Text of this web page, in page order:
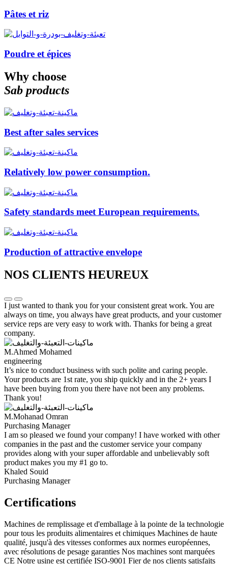
Pâtes et riz
Poudre et épices
Why choose
Sab products
Best after sales services
Relatively low power consumption.
Safety standards meet European requirements.
Production of attractive envelope
NOS CLIENTS HEUREUX
I just wanted to thank you for your consistent great work. You are
always on time, you always have great products, and your customer
service reps are very easy to work with. Thanks for being a great
company.
M.Ahmed Mohamed
engineering
It’s nice to conduct business with such polite and caring people.
Your products are 1st rate, you ship quickly and in the 2+ years I
have been buying from you there have not been any problems.
Thank you!
M.Mohanad Omran
Purchasing Manager
I am so pleased we found your company! I have worked with other
companies in the past and the customer service your company
provides along with your super affordable and unbelievably soft
product makes you my #1 go to.
Khaled Souid
Purchasing Manager
Certifications
Machines de remplissage et d'emballage à la pointe de la technologie
pour tous les produits alimentaires et chimiques Machines de haute
qualité, jusqu'à des vitesses conformes aux normes européennes,
avec résolutions de pesage garanties Nos machines sont marquées
CE Notre usine est certifiée ISO-9001 Fier de nos clients satisfaits